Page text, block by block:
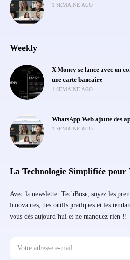
1 SEMAINE AGO
Weekly
X Money se lance avec un
une carte bancaire
1 SEMAINE AGO
WhatsApp Web ajoute des
1 SEMAINE AGO
La Technologie Simplifiée pour
Avec la newsletter TechBose, soyez les
innovantes, des outils pratiques et les
vous dès aujourd’hui et ne manquez rien !!